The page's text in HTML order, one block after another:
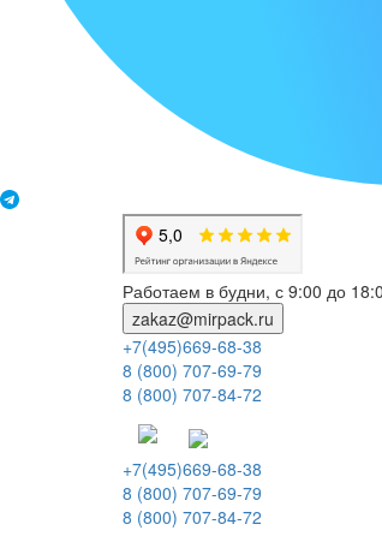
Работаем в будни, с 9:00 до
zakaz@mirpack.ru
+7(495)669-68-38
8 (800) 707-69-79
8 (800) 707-84-72
+7(495)669-68-38
8 (800) 707-69-79
8 (800) 707-84-72